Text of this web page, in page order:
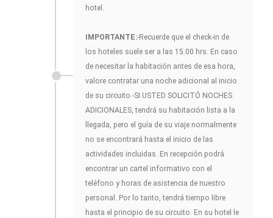
hotel.
IMPORTANTE:-Recuerde que el check-in de
los hoteles suele ser a las 15.00 hrs. En caso
de necesitar la habitación antes de esa hora,
valore contratar una noche adicional al inicio
de su circuito.-SI USTED SOLICITÓ NOCHES
ADICIONALES, tendrá su habitación lista a la
llegada, pero el guía de su viaje normalmente
no se encontrará hasta el inicio de las
actividades incluidas. En recepción podrá
encontrar un cartel informativo con el
teléfono y horas de asistencia de nuestro
personal. Por lo tanto, tendrá tiempo libre
hasta el principio de su circuito. En su hotel le